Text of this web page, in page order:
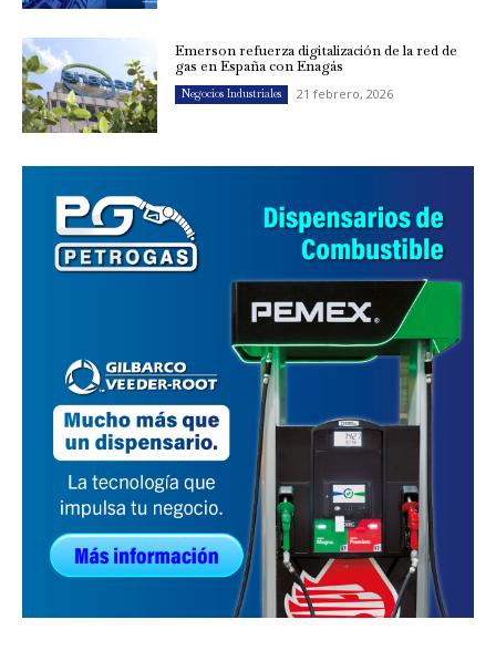
Emerson refuerza digitalización de la red de
gas en España con Enagás
Negocios Industriales 21 febrero, 2026